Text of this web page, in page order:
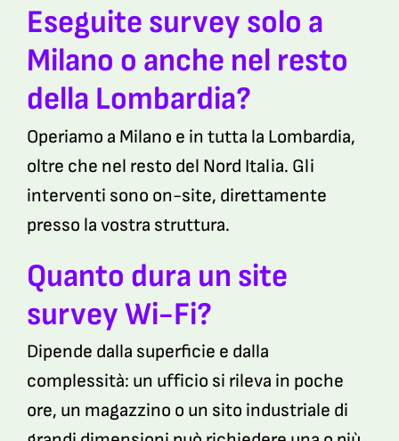
Eseguite survey solo a
Milano o anche nel resto
della Lombardia?
Operiamo a Milano e in tutta la Lombardia,
oltre che nel resto del Nord Italia. Gli
interventi sono on-site, direttamente
presso la vostra struttura.
Quanto dura un site
survey Wi-Fi?
Dipende dalla superficie e dalla
complessità: un ufficio si rileva in poche
ore, un magazzino o un sito industriale di